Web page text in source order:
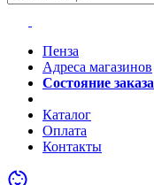
Пенза
Адреса магазинов
Состояние заказа
Каталог
Оплата
Контакты